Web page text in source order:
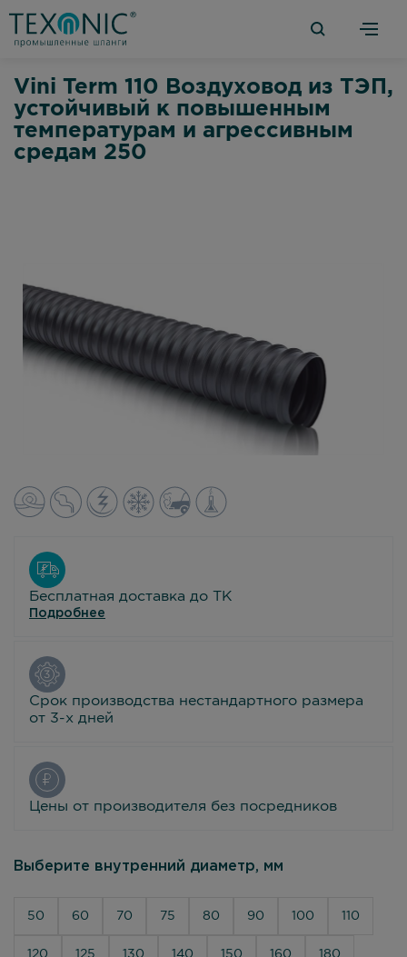
Vini Term 110 Воздуховод из ТЭП,
устойчивый к повышенным
температурам и агрессивным
средам 250
Бесплатная доставка до ТК
Подробнее
Срок производства нестандартного размера
от 3-х дней
Цены от производителя без посредников
Выберите внутренний диаметр, мм
50 60 70 75 80 90 100 110
120 125 130 140 150 160 180